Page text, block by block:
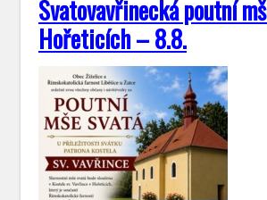
Svatovavřinecká poutní
Hořeticích – 8.8.